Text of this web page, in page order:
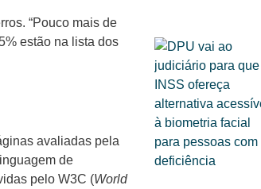
“Pouco mais de
estão na lista dos
avaliadas pela
de
pelo W3C (World